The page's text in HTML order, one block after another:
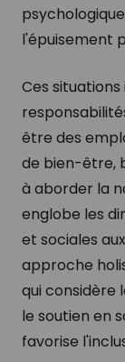
l'épuisement
Ces
être des
de bien-être,
à aborder la
englobe les
et sociales
approche
qui considère
le soutien en
favorise